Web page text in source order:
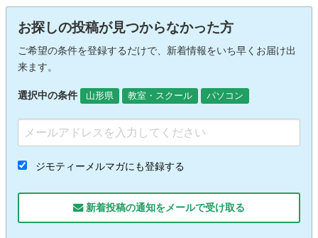
お探しの投稿が見つからなかった方
ご希望の条件を登録するだけで、新着情報をいち早くお届け出
来ます。
選択中の条件 山形県 教室・スクール パソコン
ジモティーメルマガにも登録する
新着投稿の通知をメールで受け取る